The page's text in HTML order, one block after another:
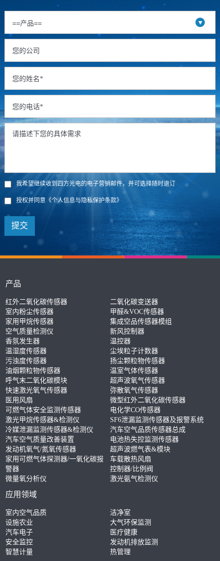
我希望继续收到四方光电的电子营销邮件，并可选择随时退订
授权并同意《个人信息与隐私保护条款》
提交
产品
红外二氧化碳传感器
二氧化碳变送器
室内粉尘传感器
甲醛&VOC传感器
家用甲烷传感器
集成空品传感器模组
空气质量检测仪
新风控制器
香氛发生器
温控器
温湿度传感器
尘埃粒子计数器
污浊度传感器
扬尘颗粒物传感器
油烟颗粒物传感器
温室气体传感器
呼气末二氧化碳模块
超声波氧气传感器
快速激光氧气传感器
弥散氧气传感器
医用风扇
微型红外二氧化碳传感器
可燃气体安全监测传感器
电化学CO传感器
激光甲烷传感器&检测仪
SF6泄漏监测传感器及报警系统
冷媒泄漏监测传感器&检测仪
汽车空气品质传感器总成
汽车空气质量改善装置
电池热失控监测传感器
发动机氧气/氮氧传感器
超声波燃气表&模块
家用可燃气体探测器/一氧化碳报
警器
车载散热风扇
控制器/比例阀
微量氧分析仪
激光氨气检测仪
应用领域
室内空气品质
洁净室
设施农业
大气环保监测
汽车电子
医疗健康
安全监控
发动机排放监测
智慧计量
热管理